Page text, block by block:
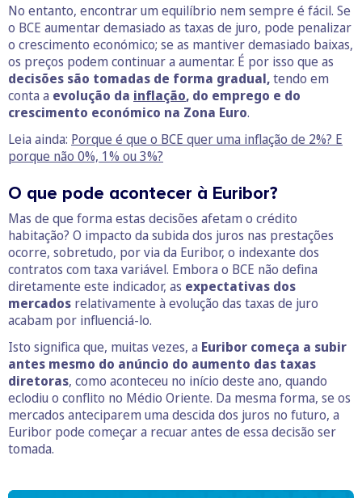
No entanto, encontrar um equilíbrio nem sempre é fácil. Se
o BCE aumentar demasiado as taxas de juro, pode penalizar
o crescimento económico; se as mantiver demasiado baixas,
os preços podem continuar a aumentar. É por isso que as
decisões são tomadas de forma gradual,tendo em
conta a evolução da inflação, do emprego e do
crescimento económico na Zona Euro.
Leia ainda: Porque é que o BCE quer uma inflação de 2%? E
porque não 0%, 1% ou 3%?
O que pode acontecer à Euribor?
Mas de que forma estas decisões afetam o crédito
habitação? O impacto da subida dos juros nas prestações
ocorre, sobretudo, por via da Euribor, o indexante dos
contratos com taxa variável. Embora o BCE não defina
diretamente este indicador, as expectativas dos
mercados relativamente à evolução das taxas de juro
acabam por influenciá-lo.
Isto significa que, muitas vezes, a Euribor começa a subir
antes mesmo do anúncio do aumento das taxas
diretoras, como aconteceu no início deste ano, quando
eclodiu o conflito no Médio Oriente. Da mesma forma, se os
mercados anteciparem uma descida dos juros no futuro, a
Euribor pode começar a recuar antes de essa decisão ser
tomada.